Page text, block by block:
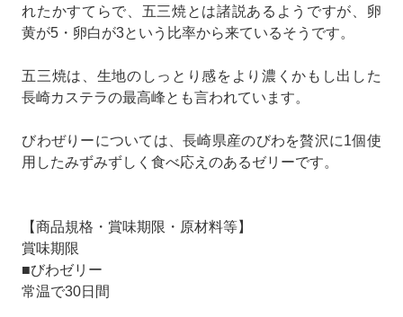
れたかすてらで、五三焼とは諸説あるようですが、卵
黄が5・卵白が3という比率から来ているそうです。
五三焼は、生地のしっとり感をより濃くかもし出した
長崎カステラの最高峰とも言われています。
びわぜりーについては、長崎県産のびわを贅沢に1個使
用したみずみずしく食べ応えのあるゼリーです。
【商品規格・賞味期限・原材料等】
賞味期限
■びわゼリー
常温で30日間